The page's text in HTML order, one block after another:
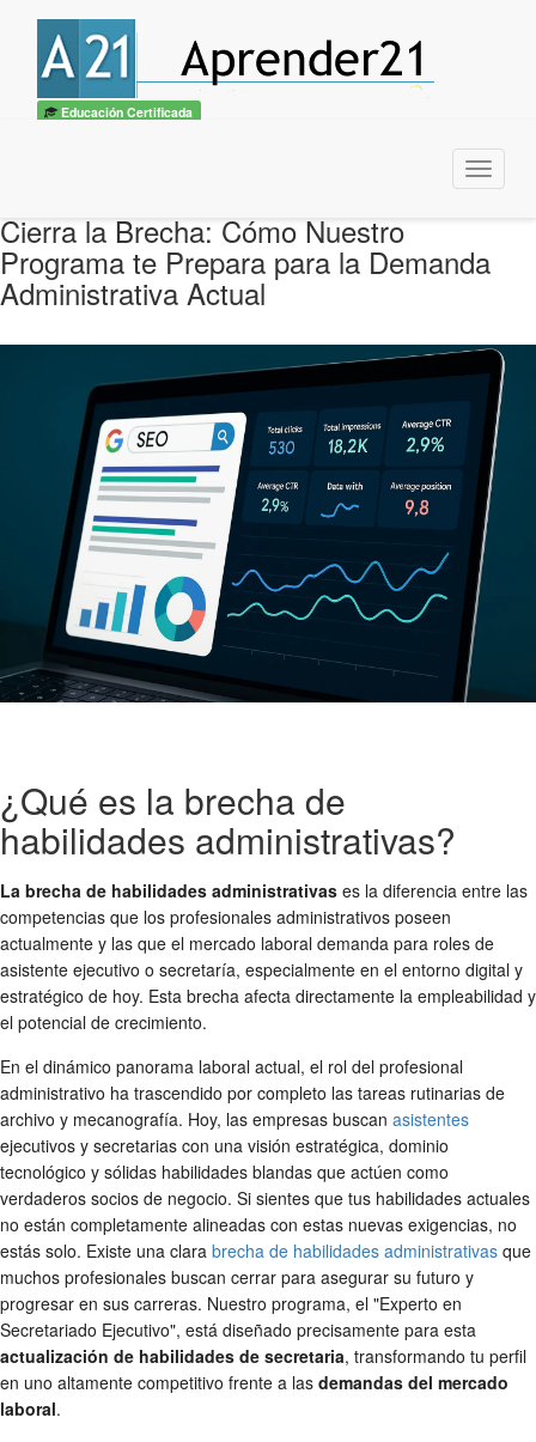
Educación Certificada
Menu
Cierra la Brecha: Cómo Nuestro
Programa te Prepara para la Demanda
Administrativa Actual
¿Qué es la brecha de
habilidades administrativas?
La brecha de habilidades administrativas es la diferencia entre las
competencias que los profesionales administrativos poseen
actualmente y las que el mercado laboral demanda para roles de
asistente ejecutivo o secretaría, especialmente en el entorno digital y
estratégico de hoy. Esta brecha afecta directamente la empleabilidad y
el potencial de crecimiento.
En el dinámico panorama laboral actual, el rol del profesional
administrativo ha trascendido por completo las tareas rutinarias de
archivo y mecanografía. Hoy, las empresas buscan asistentes
ejecutivos y secretarias con una visión estratégica, dominio
tecnológico y sólidas habilidades blandas que actúen como
verdaderos socios de negocio. Si sientes que tus habilidades actuales
no están completamente alineadas con estas nuevas exigencias, no
estás solo. Existe una clara brecha de habilidades administrativas que
muchos profesionales buscan cerrar para asegurar su futuro y
progresar en sus carreras. Nuestro programa, el "Experto en
Secretariado Ejecutivo", está diseñado precisamente para esta
actualización de habilidades de secretaria, transformando tu perfil
en uno altamente competitivo frente a las demandas del mercado
laboral.